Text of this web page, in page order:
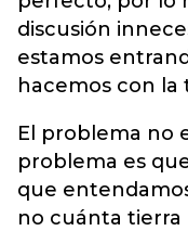
discusión
estamos
hacemos con la
El problema no
problema es
que
no cuánta tierra